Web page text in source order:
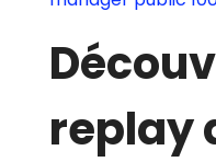
replay